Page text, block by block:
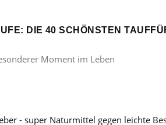
DIE 40 SCHÖNSTEN
Moment im Leben